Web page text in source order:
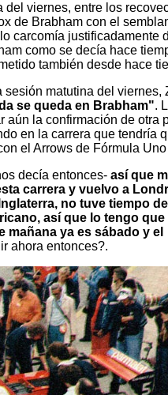
viernes, entre los
de Brabham con el
carcomía justificadamente
como se decía hace
también desde hace
matutina del viernes,
se queda en Brabham".
aún la confirmación de otra
en la carrera que tendría
el Arrows de Fórmula Uno
decía entonces- así que
carrera y vuelvo a
no tuve tiempo
así que lo tengo que
ya es sábado y el
ahora entonces?.